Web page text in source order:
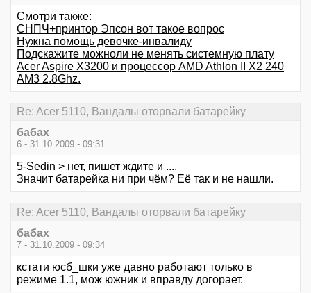
Смотри также:
СНПЧ+принтор Эпсон вот такое вопрос
Нужна помощь девочке-инвалиду
Подскажите можноли не менять системную плату
Acer Aspire X3200 и процессор AMD Athlon II X2 240
AM3 2.8Ghz.
Re: Acer 5110, Вандалы оторвали батарейку
бабах
6 - 31.10.2009 - 09:31
5-Sedin > нет, пишет ждите и ....
Значит батарейка ни при чём? Её так и не нашли.
Re: Acer 5110, Вандалы оторвали батарейку
бабах
7 - 31.10.2009 - 09:34
кстати юсб_шки уже давно работают только в
режиме 1.1, мож южник и вправду догорает.